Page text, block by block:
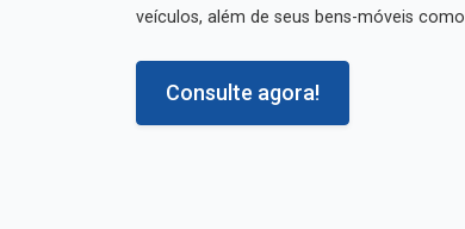
veículos, além de seus bens-móveis como
Consulte agora!